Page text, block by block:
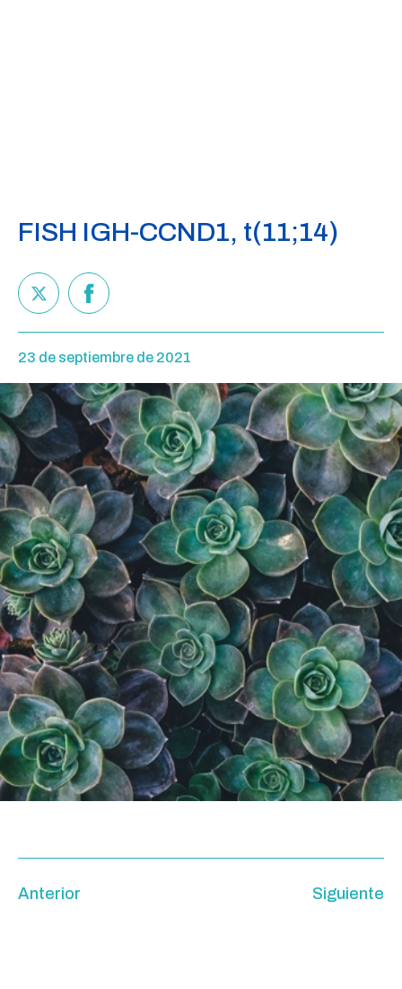
FISH IGH-CCND1, t(11;14)
23 de septiembre de 2021
Anterior Siguiente